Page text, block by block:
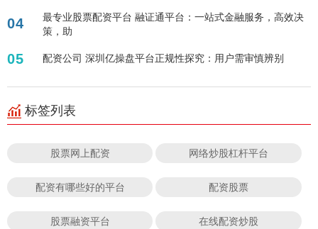
04
最专业股票配资平台 融证通平台：一站式金融服务，高效决
策，助
05 配资公司 深圳亿操盘平台正规性探究：用户需审慎辨别
标签列表
股票网上配资 网络炒股杠杆平台
配资有哪些好的平台 配资股票
股票融资平台 在线配资炒股